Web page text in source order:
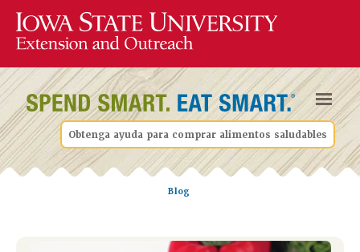
Obtenga ayuda para comprar alimentos saludables
Blog